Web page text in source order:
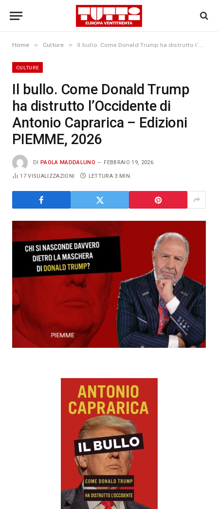
Home » Culture » Il bullo. Come Donald Trump ha distrutto l’Occidente di Antonio Caprarica – Edizioni PIEMME, 2026
CULTURE
Il bullo. Come Donald Trump
ha distrutto l’Occidente di
Antonio Caprarica – Edizioni
PIEMME, 2026
DI PAOLA MADDALUNO FEBBRAIO 19, 2026
17VISUALIZZAZIONI LETTURA 3 MIN.